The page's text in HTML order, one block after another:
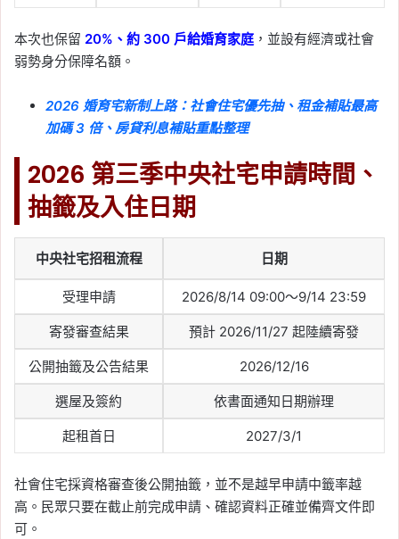
本次也保留 20%、約 300 戶給婚育家庭 ，並設有經濟或社會
弱勢身分保障名額。
2026 婚育宅新制上路：社會住宅優先抽、租金補貼最高
加碼 3 倍、房貸利息補貼重點整理
2026 第三季中央社宅申請時間、
抽籤及入住日期
中央社宅招租流程 日期
受理申請 2026/8/14 09:00～9/14 23:59
寄發審查結果 預計 2026/11/27 起陸續寄發
公開抽籤及公告結果 2026/12/16
選屋及簽約 依書面通知日期辦理
起租首日 2027/3/1
社會住宅採資格審查後公開抽籤，並不是越早申請中籤率越
高。民眾只要在截止前完成申請、確認資料正確並備齊文件即
可。